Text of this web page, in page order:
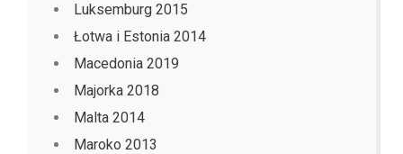
Luksemburg 2015
Łotwa i Estonia 2014
Macedonia 2019
Majorka 2018
Malta 2014
Maroko 2013